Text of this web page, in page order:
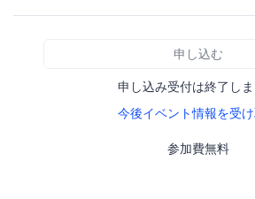
申し込む
申し込み受付は終了し
今後イベント情報を受
参加費無料